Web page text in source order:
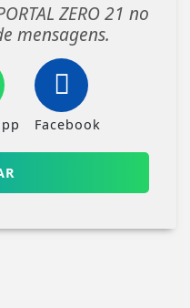
ZERO 21 no
mensagens.
Facebook